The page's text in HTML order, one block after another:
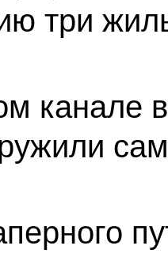
три
канале